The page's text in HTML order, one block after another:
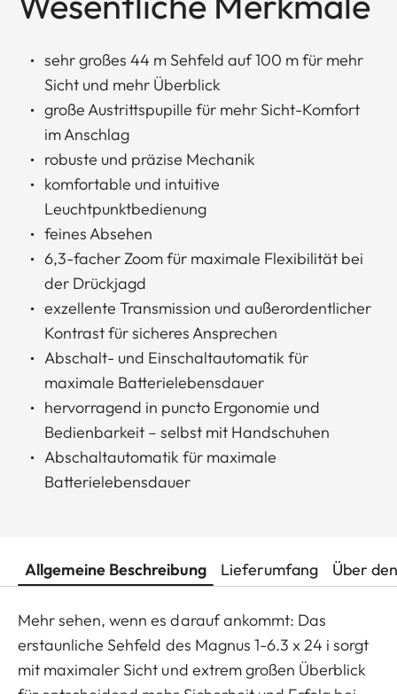
sehr großes 44 m Sehfeld auf 100 m für mehr
Sicht und mehr Überblick
große Austrittspupille für mehr Sicht-Komfort
im Anschlag
robuste und präzise Mechanik
komfortable und intuitive
Leuchtpunktbedienung
feines Absehen
6,3-facher Zoom für maximale Flexibilität bei
der Drückjagd
exzellente Transmission und außerordentlicher
Kontrast für sicheres Ansprechen
Abschalt- und Einschaltautomatik für
maximale Batterielebensdauer
hervorragend in puncto Ergonomie und
Bedienbarkeit – selbst mit Handschuhen
Abschaltautomatik für maximale
Batterielebensdauer
Allgemeine Beschreibung Lieferumfang Über
Mehr sehen, wenn es darauf ankommt: Das
erstaunliche Sehfeld des Magnus 1-6.3 x 24 i sorgt
mit maximaler Sicht und extrem großen Überblick